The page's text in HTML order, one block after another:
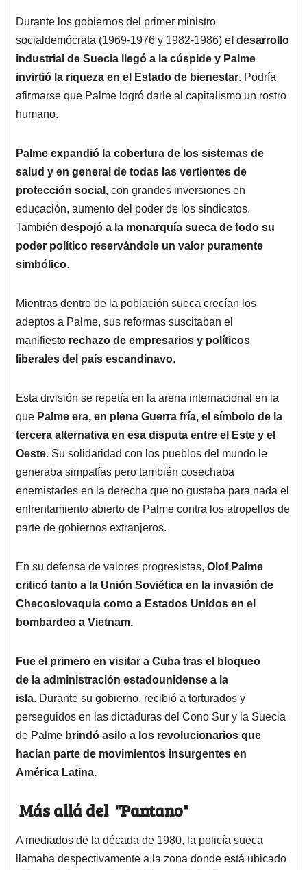
Durante los gobiernos del primer ministro
socialdemócrata (1969-1976 y 1982-1986) e l desarrollo
industrial de Suecia llegó a la cúspide y Palme
invirtió la riqueza en el Estado de bienestar. Podría
afirmarse que Palme logró darle al capitalismo un rostro
humano.
Palme expandió la cobertura de los sistemas de
salud y en general de todas las vertientes de
protección social, con grandes inversiones en
educación, aumento del poder de los sindicatos.
También despojó a la monarquía sueca de todo su
poder político reservándole un valor puramente
simbólico.
Mientras dentro de la población sueca crecían los
adeptos a Palme, sus reformas suscitaban el
manifiesto rechazo de empresarios y políticos
liberales del país escandinavo.
Esta división se repetía en la arena internacional en la
que Palme era, en plena Guerra fría, el símbolo de la
tercera alternativa en esa disputa entre el Este y el
Oeste. Su solidaridad con los pueblos del mundo le
generaba simpatías pero también cosechaba
enemistades en la derecha que no gustaba para nada el
enfrentamiento abierto de Palme contra los atropellos de
parte de gobiernos extranjeros.
En su defensa de valores progresistas, Olof Palme
criticó tanto a la Unión Soviética en la invasión de
Checoslovaquia como a Estados Unidos en el
bombardeo a Vietnam.
Fue el primero en visitar a Cuba tras el bloqueo
de la administración estadounidense a la
isla. Durante su gobierno, recibió a torturados y
perseguidos en las dictaduras del Cono Sur y la Suecia
de Palme brindó asilo a los revolucionarios que
hacían parte de movimientos insurgentes en
América Latina.
Más allá del "Pantano"
A mediados de la década de 1980, la policía sueca
llamaba despectivamente a la zona donde está ubicado